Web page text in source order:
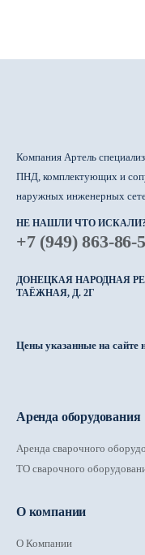
Компания Артель
ПНД, комплектующих и
наружных инженерных
НЕ НАШЛИ ЧТО
+7 (949) 863-86-
ДОНЕЦКАЯ НАРОДНАЯ
ТАЁЖНАЯ, Д. 2Г
Цены указанные на сайте
Аренда оборудования
Аренда сварочного
ТО сварочного
О компании
О Компании